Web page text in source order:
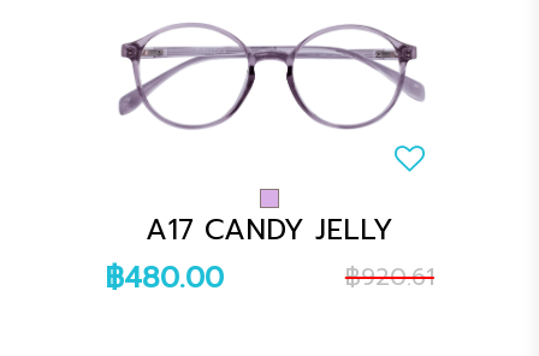
A17 CANDY JELLY
฿480.00
฿920.61